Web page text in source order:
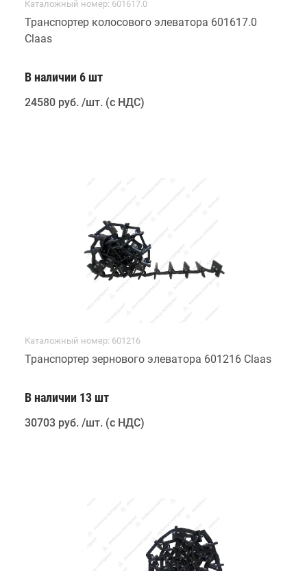
Каталожный номер: 601617.0
Транспортер колосового элеватора 601617.0
Claas
В наличии 6 шт
24580 руб. /шт. (с НДС)
Каталожный номер: 601216
Транспортер зернового элеватора 601216 Claas
В наличии 13 шт
30703 руб. /шт. (с НДС)